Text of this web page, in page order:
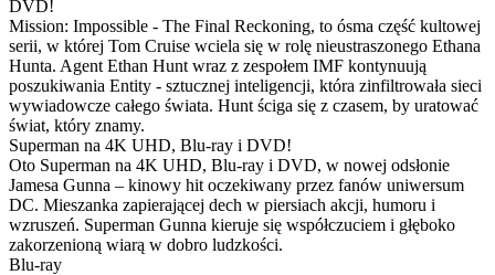
DVD!
Mission: Impossible - The Final Reckoning, to ósma część kultowej
serii, w której Tom Cruise wciela się w rolę nieustraszonego Ethana
Hunta. Agent Ethan Hunt wraz z zespołem IMF kontynuują
poszukiwania Entity - sztucznej inteligencji, która zinfiltrowała sieci
wywiadowcze całego świata. Hunt ściga się z czasem, by uratować
świat, który znamy.
Superman na 4K UHD, Blu-ray i DVD!
Oto Superman na 4K UHD, Blu-ray i DVD, w nowej odsłonie
Jamesa Gunna – kinowy hit oczekiwany przez fanów uniwersum
DC. Mieszanka zapierającej dech w piersiach akcji, humoru i
wzruszeń. Superman Gunna kieruje się współczuciem i głęboko
zakorzenioną wiarą w dobro ludzkości.
Blu-ray